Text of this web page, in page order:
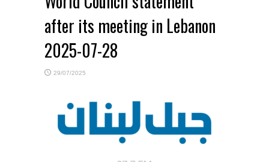
after its meeting in Lebanon
2025-07-28
29/07/2025